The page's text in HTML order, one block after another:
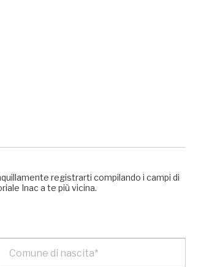
registrarti compilando i campi di
Inac a te più vicina.